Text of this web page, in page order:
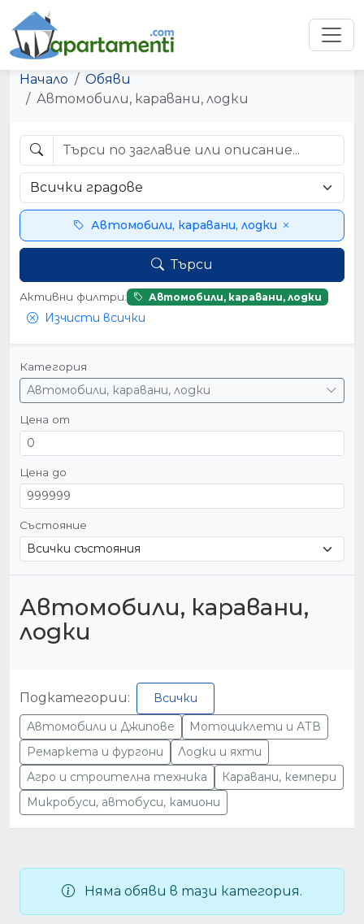
Начало
Обяви
Автомобили, каравани, лодки
Автомобили, каравани, лодки
Търси
Активни филтри: Автомобили, каравани, лодки
Изчисти всички
Категория
Автомобили, каравани, лодки
Цена от
Цена до
Състояние
Автомобили, каравани,
лодки
Подкатегории:
Всички
Автомобили и Джипове
Мотоциклети и АТВ
Ремаркета и фургони
Лодки и яхти
Агро и строителна техника
Каравани, кемпери
Микробуси, автобуси, камиони
Няма обяви в тази категория.